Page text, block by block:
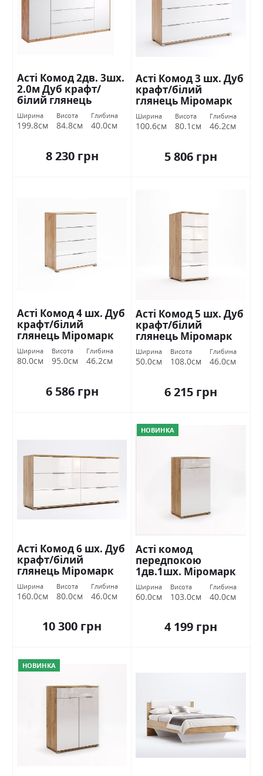
Асті Комод 2дв. 3шх.
2.0м Дуб крафт/
білий глянець
Міромарк
Ширина
199.8см
Висота
84.8см
Глибина
40.0см
8 230 грн
Асті Комод 3 шх. Дуб
крафт/білий
глянець Міромарк
Ширина
100.6см
Висота
80.1см
Глибина
46.2см
5 806 грн
Асті Комод 4 шх. Дуб
крафт/білий
глянець Міромарк
Ширина
80.0см
Висота
95.0см
Глибина
46.2см
6 586 грн
Асті Комод 5 шх. Дуб
крафт/білий
глянець Міромарк
Ширина
50.0см
Висота
108.0см
Глибина
46.0см
6 215 грн
Асті Комод 6 шх. Дуб
крафт/білий
глянець Міромарк
Ширина
160.0см
Висота
80.0см
Глибина
46.0см
10 300 грн
НОВИНКА
Асті комод
передпокою
1дв.1шх. Міромарк
Ширина
60.0см
Висота
103.0см
Глибина
40.0см
4 199 грн
НОВИНКА